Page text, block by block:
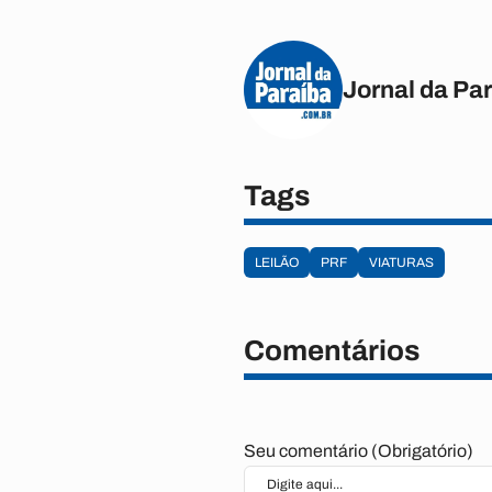
Jornal da
Tags
LEILÃO PRF VIATURAS
Comentários
Seu comentário (Obrigatório)